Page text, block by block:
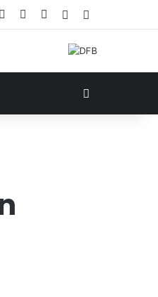
YouTube
RSS Ausazko